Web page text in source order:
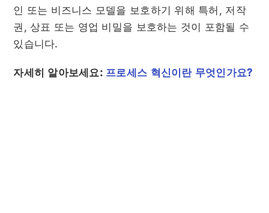
인 또는 비즈니스 모델을 보호하기 위해 특허, 저작
권, 상표 또는 영업 비밀을 보호하는 것이 포함될 수
있습니다.
자세히 알아보세요: 프로세스 혁신이란 무엇인가요?